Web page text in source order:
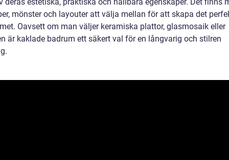
mönster och layouter att välja mellan för att skapa det
Oavsett om man väljer keramiska plattor, glasmosaik eller
är kaklade badrum ett säkert val för en långvarig och stilren